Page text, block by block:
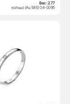
Вес:2.77
кольцо (Au 585) 04-0095